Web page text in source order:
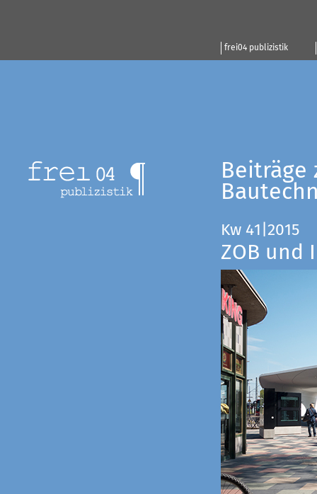
frei04 publizistik
Beiträge
Kw 41|2015
ZOB und